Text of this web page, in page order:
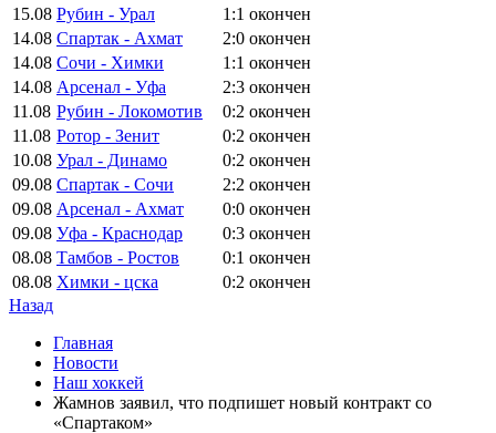
15.08 Рубин - Урал 1:1 окончен
14.08 Спартак - Ахмат 2:0 окончен
14.08 Сочи - Химки 1:1 окончен
14.08 Арсенал - Уфа 2:3 окончен
11.08 Рубин - Локомотив 0:2 окончен
11.08 Ротор - Зенит 0:2 окончен
10.08 Урал - Динамо 0:2 окончен
09.08 Спартак - Сочи 2:2 окончен
09.08 Арсенал - Ахмат 0:0 окончен
09.08 Уфа - Краснодар 0:3 окончен
08.08 Тамбов - Ростов 0:1 окончен
08.08 Химки - цска 0:2 окончен
Назад
Главная
Новости
Наш хоккей
Жамнов заявил, что подпишет новый контракт со
«Спартаком»